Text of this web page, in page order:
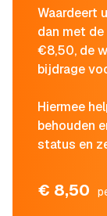
Waardeert
dan met
€8,50, de
bijdrage
Hiermee
behouden
status en
€ 8,50